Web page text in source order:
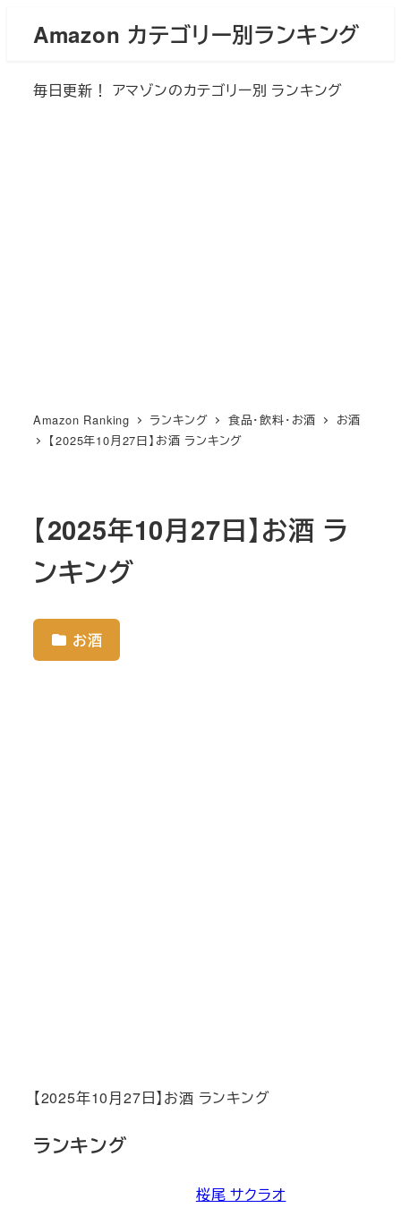
Amazon カテゴリー別ランキング
毎日更新！ アマゾンのカテゴリー別 ランキング
Amazon Ranking ランキング 食品・飲料・お酒
お酒
【2025年10月27日】お酒 ランキング
【2025年10月27日】お酒 ラ
ンキング
お酒
【2025年10月27日】お酒 ランキング
ランキング
桜尾 サクラオ